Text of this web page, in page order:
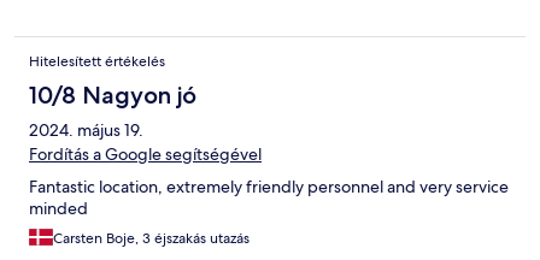
Hitelesített értékelés
10/8 Nagyon jó
2024. május 19.
Fordítás a Google segítségével
Fantastic location, extremely friendly personnel and very service
minded
Carsten Boje, 3 éjszakás utazás